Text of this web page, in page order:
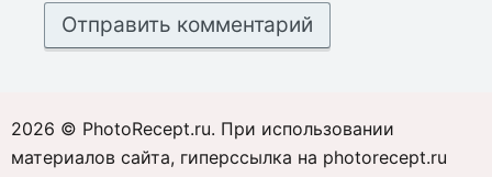
2026 © PhotoRecept.ru. При использовании
материалов сайта, гиперссылка на photorecept.ru